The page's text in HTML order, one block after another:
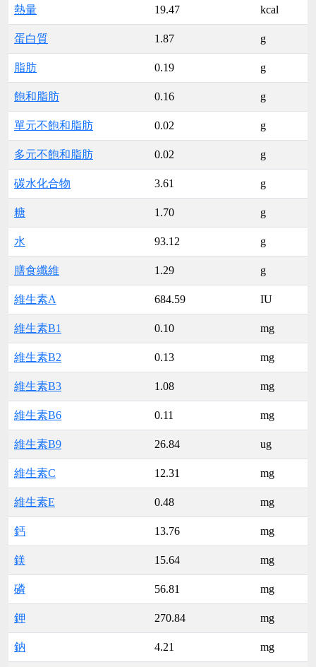
熱量 19.47 kcal
蛋白質 1.87 g
脂肪 0.19 g
飽和脂肪 0.16 g
單元不飽和脂肪 0.02 g
多元不飽和脂肪 0.02 g
碳水化合物 3.61 g
糖 1.70 g
水 93.12 g
膳食纖維 1.29 g
維生素A 684.59 IU
維生素B1 0.10 mg
維生素B2 0.13 mg
維生素B3 1.08 mg
維生素B6 0.11 mg
維生素B9 26.84 ug
維生素C 12.31 mg
維生素E 0.48 mg
鈣 13.76 mg
鎂 15.64 mg
磷 56.81 mg
鉀 270.84 mg
鈉 4.21 mg